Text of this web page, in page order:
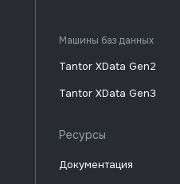
Машины баз данных
Ресурсы
Tantor XData Gen3
Tantor XData Gen2
Документация